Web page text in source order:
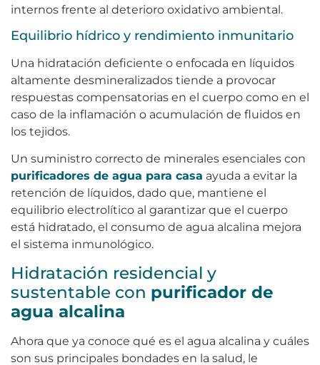
internos frente al deterioro oxidativo ambiental.
Equilibrio hídrico y rendimiento inmunitario
Una hidratación deficiente o enfocada en líquidos
altamente desmineralizados tiende a provocar
respuestas compensatorias en el cuerpo como en el
caso de la inflamación o acumulación de fluidos en
los tejidos.
Un suministro correcto de minerales esenciales con
purificadores de agua para casa ayuda a evitar la
retención de líquidos, dado que, mantiene el
equilibrio electrolítico al garantizar que el cuerpo
está hidratado, el consumo de agua alcalina mejora
el sistema inmunológico.
Hidratación residencial y
sustentable con purificador de
agua alcalina
Ahora que ya conoce qué es el agua alcalina y cuáles
son sus principales bondades en la salud, le